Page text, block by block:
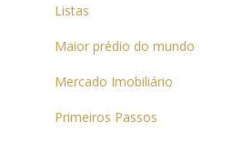
Listas
Maior prédio do mundo
Mercado Imobiliário
Primeiros Passos